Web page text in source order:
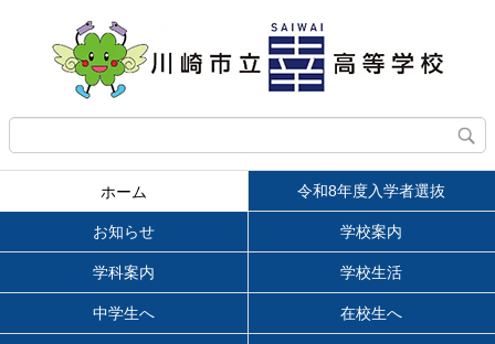
ホーム 令和8年度入学者選抜
お知らせ 学校案内
学科案内 学校生活
中学生へ 在校生へ